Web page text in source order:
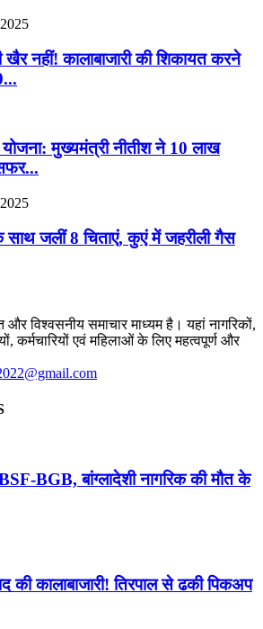
नहीं! कालाबाजारी की शिकायत करने
योजना: मुख्यमंत्री नीतीश ने 10 लाख
जलीं 8 चिताएं, कुएं में जहरीली गैस
और विश्वसनीय समाचार माध्यम है। यहां नागरिकों,
कर्मचारियों एवं महिलाओं के लिए महत्वपूर्ण और
BGB, बांग्लादेशी नागरिक की मौत के
की कालाबाजारी! तिरपाल से ढकी पिकअप